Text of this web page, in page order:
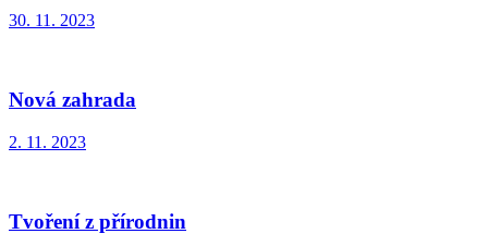
30. 11. 2023
Nová zahrada
2. 11. 2023
Tvoření z přírodnin